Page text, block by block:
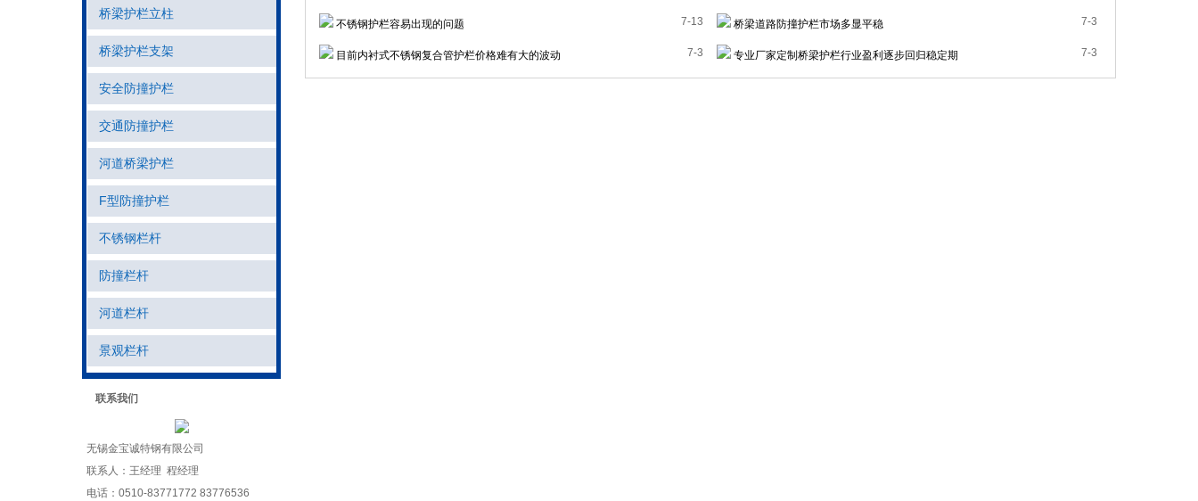
桥梁护栏立柱
桥梁护栏支架
安全防撞护栏
交通防撞护栏
河道桥梁护栏
F型防撞护栏
不锈钢栏杆
防撞栏杆
河道栏杆
景观栏杆
联系我们
无锡金宝诚特钢有限公司
联系人：王经理 程经理
电话：0510-83771772 83776536
不锈钢护栏容易出现的问题 7-13 桥梁道路防撞护栏市场多显平稳 7-3
目前内衬式不锈钢复合管护栏价格难有大的波动 7-3 专业厂家定制桥梁护栏行业盈利逐步回归稳定期 7-3